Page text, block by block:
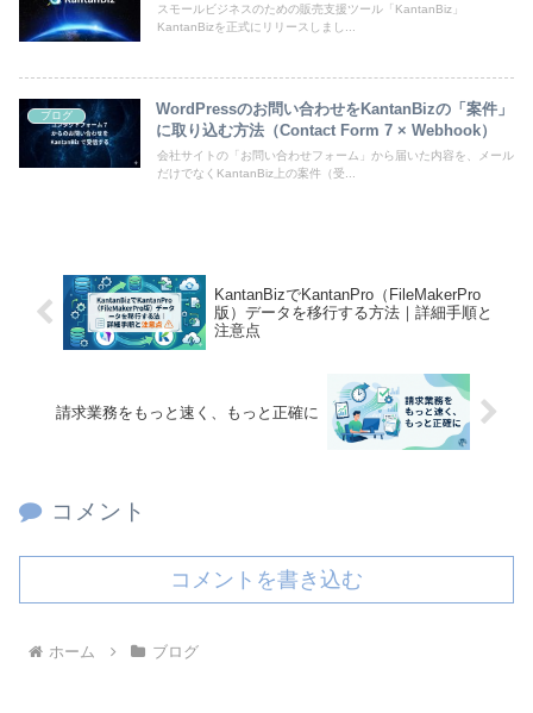
スモールビジネスのための販売支援ツール「KantanBiz」
KantanBizを正式にリリースしまし...
ブログ
WordPressのお問い合わせをKantanBizの「案件」
に取り込む方法（Contact Form 7 × Webhook）
会社サイトの「お問い合わせフォーム」から届いた内容を、メール
だけでなくKantanBiz上の案件（受...
KantanBizでKantanPro（FileMakerPro
版）データを移行する方法｜詳細手順と
注意点
請求業務をもっと速く、もっと正確に
コメント
コメントを書き込む
ホーム ブログ